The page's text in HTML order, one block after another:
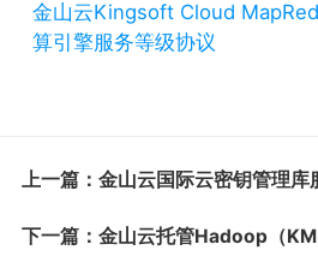
金山云Kingsoft Cloud
算引擎服务等级协议
上一篇：金山云国际云密钥管理库
下一篇：金山云托管Hadoop（